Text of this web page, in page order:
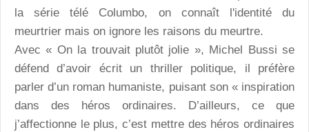
la série télé Columbo, on connaît l'identité du
meurtrier mais on ignore les raisons du meurtre.
Avec « On la trouvait plutôt jolie », Michel Bussi se
défend d’avoir écrit un thriller politique, il préfère
parler d’un roman humaniste, puisant son « inspiration
dans des héros ordinaires. D’ailleurs, ce que
j’affectionne le plus, c’est mettre des héros ordinaires